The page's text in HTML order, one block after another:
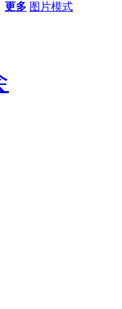
更多 图片模式